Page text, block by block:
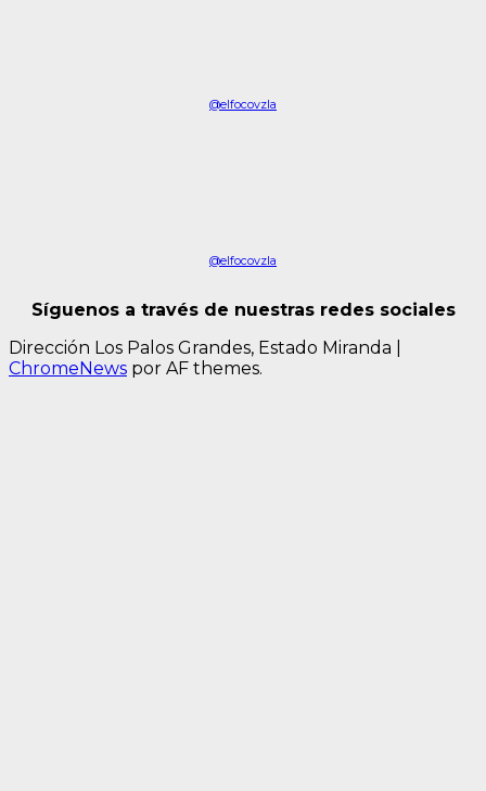
@elfocovzla
@elfocovzla
Síguenos a través de nuestras redes sociales
Dirección Los Palos Grandes, Estado Miranda
ChromeNews por AF themes.